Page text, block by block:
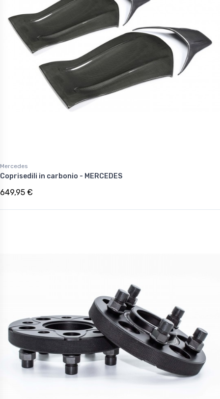
Mercedes
Coprisedili in carbonio - MERCEDES
649,95 €